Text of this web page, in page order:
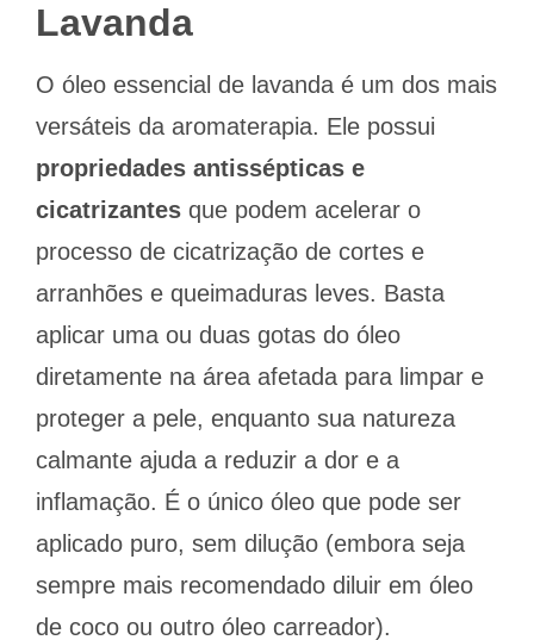
Lavanda
O óleo essencial de lavanda é um dos mais
versáteis da aromaterapia. Ele possui
propriedades antissépticas e
cicatrizantes que podem acelerar o
processo de cicatrização de cortes e
arranhões e queimaduras leves. Basta
aplicar uma ou duas gotas do óleo
diretamente na área afetada para limpar e
proteger a pele, enquanto sua natureza
calmante ajuda a reduzir a dor e a
inflamação. É o único óleo que pode ser
aplicado puro, sem dilução (embora seja
sempre mais recomendado diluir em óleo
de coco ou outro óleo carreador).